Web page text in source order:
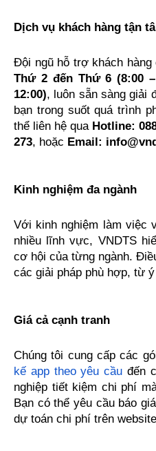
Dịch vụ khách hàng tận
Thứ 2 đến Thứ 6 (8:00 –
12:00), luôn sẵn sàng giải
bạn trong suốt quá trình
thể liên hệ qua Hotline:
273, hoặc Email:
Kinh nghiệm đa ngành
Với kinh nghiệm làm việc
nhiều lĩnh vực, VNDTS
cơ hội của từng ngành.
các giải pháp phù hợp, từ
Giá cả cạnh tranh
Chúng tôi cung cấp các
kế app theo yêu cầu đến
nghiệp tiết kiệm chi phí
Bạn có thể yêu cầu báo
dự toán chi phí trên